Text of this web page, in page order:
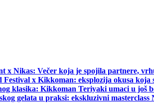
x Nikas: Večer koja je spojila partnere,
Festival x Kikkoman: eksplozija okusa koja
klasika: Kikkoman Teriyaki umaci u još
gelata u praksi: ekskluzivni masterclass